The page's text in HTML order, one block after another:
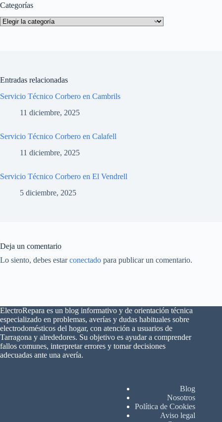
Categorías
Categorías
Entradas relacionadas
Servicio Técnico Corbero en Cambrils
11 diciembre, 2025
Servicio Técnico Corbero en Calafell
11 diciembre, 2025
Servicio Técnico Corbero en El Vendrell
5 diciembre, 2025
Deja un comentario
Lo siento, debes estarconectado para publicar un comentario.
ElectroRepara es un blog informativo y de orientación técnica
especializado en problemas, averías y dudas habituales sobre
electrodomésticos del hogar, con atención a usuarios de
Tarragona y alrededores. Su objetivo es ayudar a comprender
fallos comunes, interpretar errores y tomar decisiones
adecuadas ante una avería.
Blog
Nosotros
Política de Cookies
Aviso legal
🔧¿Problemas con tu
electrodoméstico?
Te ayudamos a:
🧰 Solicitar asistencia
📍 Atención en Tarragona
📲 Escríbenos por WhatsApp